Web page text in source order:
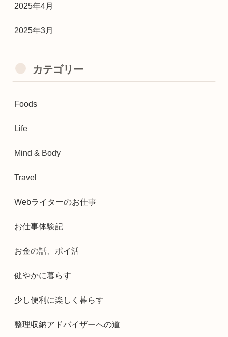
2025年4月
2025年3月
カテゴリー
Foods
Life
Mind & Body
Travel
Webライターのお仕事
お仕事体験記
お金の話、ポイ活
健やかに暮らす
少し便利に楽しく暮らす
整理収納アドバイザーへの道